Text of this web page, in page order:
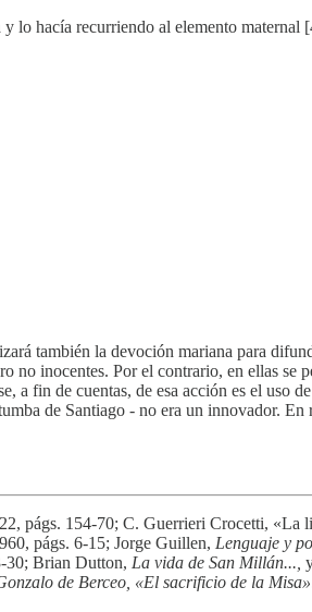
lo hacía recurriendo al elemento
también la devoción mariana para
inocentes. Por el contrario, en ellas se
a fin de cuentas, de esa acción es el
de Santiago - no era un innovador. En
págs. 154-70; C. Guerrieri Crocetti, «La
págs. 6-15; Jorge Guillen, Lenguaje y
30; Brian Dutton, La vida de San Millán...,
de Berceo, «El sacrificio de la